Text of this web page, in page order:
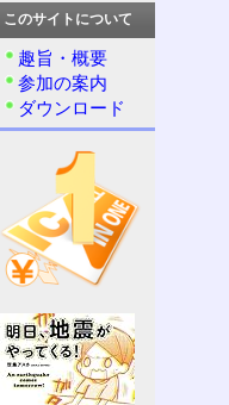
このサイトについて
趣旨・概要
参加の案内
ダウンロード